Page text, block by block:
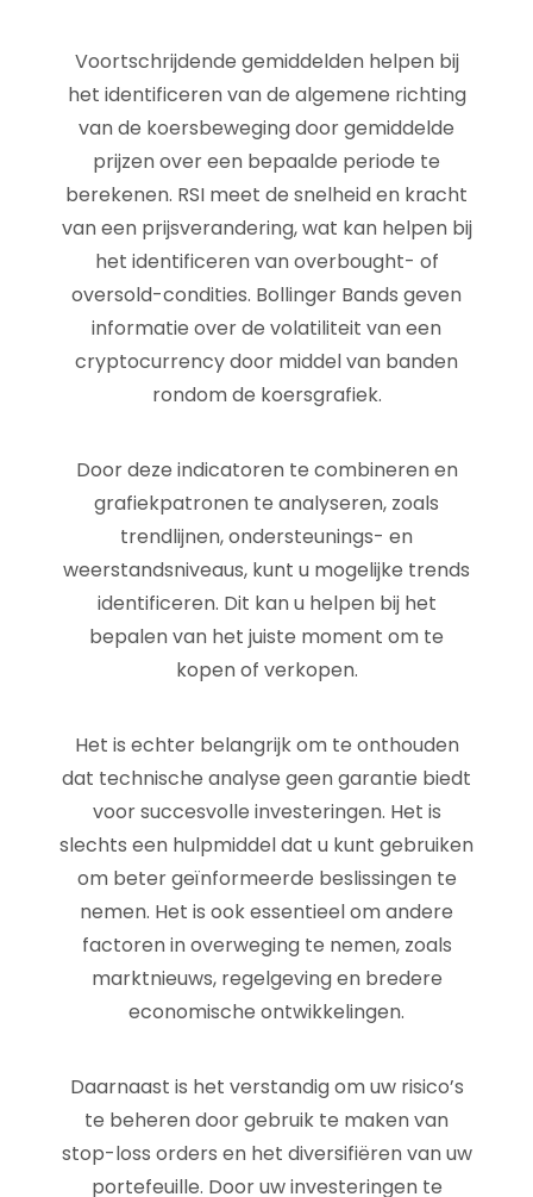
Voortschrijdende gemiddelden helpen bij
het identificeren van de algemene richting
van de koersbeweging door gemiddelde
prijzen over een bepaalde periode te
berekenen. RSI meet de snelheid en kracht
van een prijsverandering, wat kan helpen bij
het identificeren van overbought- of
oversold-condities. Bollinger Bands geven
informatie over de volatiliteit van een
cryptocurrency door middel van banden
rondom de koersgrafiek.
Door deze indicatoren te combineren en
grafiekpatronen te analyseren, zoals
trendlijnen, ondersteunings- en
weerstandsniveaus, kunt u mogelijke trends
identificeren. Dit kan u helpen bij het
bepalen van het juiste moment om te
kopen of verkopen.
Het is echter belangrijk om te onthouden
dat technische analyse geen garantie biedt
voor succesvolle investeringen. Het is
slechts een hulpmiddel dat u kunt gebruiken
om beter geïnformeerde beslissingen te
nemen. Het is ook essentieel om andere
factoren in overweging te nemen, zoals
marktnieuws, regelgeving en bredere
economische ontwikkelingen.
Daarnaast is het verstandig om uw risico’s
te beheren door gebruik te maken van
stop-loss orders en het diversifiëren van uw
portefeuille. Door uw investeringen te